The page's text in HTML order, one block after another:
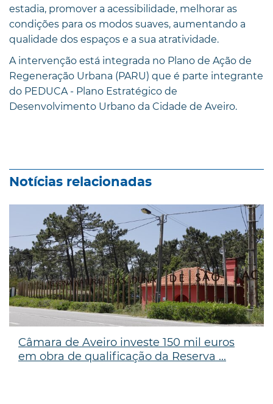
estadia, promover a acessibilidade, melhorar as
condições para os modos suaves, aumentando a
qualidade dos espaços e a sua atratividade.
A intervenção está integrada no Plano de Ação de
Regeneração Urbana (PARU) que é parte integrante
do PEDUCA - Plano Estratégico de
Desenvolvimento Urbano da Cidade de Aveiro.
Notícias relacionadas
Câmara de Aveiro investe 150 mil euros
em obra de qualificação da Reserva ...